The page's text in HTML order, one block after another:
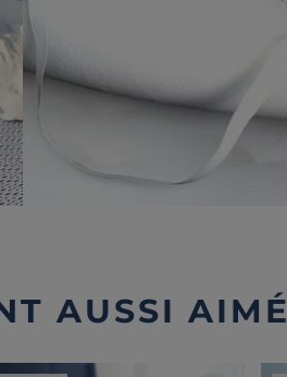
AUSSI AIMÉ